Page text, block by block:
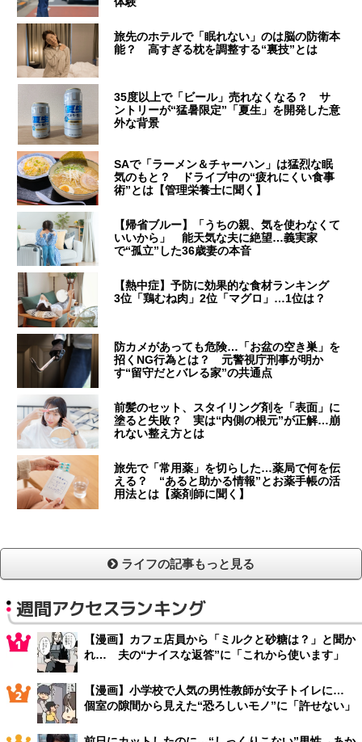
旅先のホテルで「眠れない」のは脳の防衛本
能？ 高すぎる枕を調整する“裏技”とは
35度以上で「ビール」売れなくなる？ サ
ントリーが“猛暑限定”「夏生」を開発した意
外な背景
SAで「ラーメン＆チャーハン」は猛烈な眠
気のもと？ ドライブ中の“疲れにくい食事
術”とは【管理栄養士に聞く】
【帰省ブルー】「うちの親、気を使わなくて
いいから」 能天気な夫に絶望…義実家
で“孤立”した36歳妻の本音
【熱中症】予防に効果的な食材ランキング
3位「鶏むね肉」2位「マグロ」…1位は？
防カメがあっても危険…「お盆の空き巣」を
招くNG行為とは？ 元警視庁刑事が明か
す“留守だとバレる家”の共通点
前髪のセット、スタイリング剤を「表面」に
塗ると失敗？ 実は“内側の根元”が正解…崩
れない整え方とは
旅先で「常用薬」を切らした…薬局で何を伝
える？ “あると助かる情報”とお薬手帳の活
用法とは【薬剤師に聞く】
ライフの記事もっと見る
週間アクセスランキング
【漫画】カフェ店員から「ミルクと砂糖は？」と聞か
れ… 夫の“ナイスな返答”に「これから使います」
【漫画】小学校で人気の男性教師が女子トイレに…
個室の隙間から見えた“恐ろしいモノ”に「許せない」